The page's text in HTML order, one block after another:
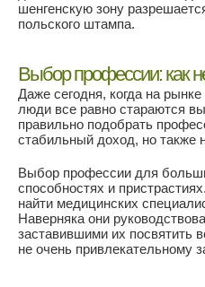
шенгенскую зону
польского штампа.
Выбор профессии: как
Даже сегодня, когда на
люди все равно стараются
правильно подобрать
стабильный доход, но также
Выбор профессии для
способностях и
найти медицинских
Наверняка они
заставившими их посвятить
не очень привлекательному